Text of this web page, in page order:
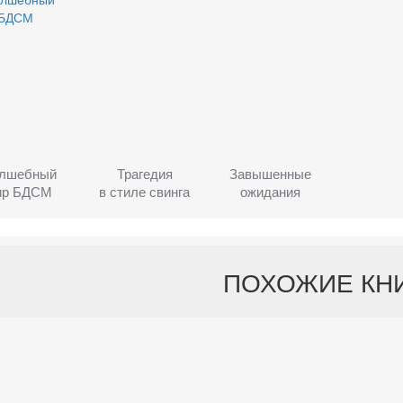
БДСМ
Трагедия
в стиле свинга
Завышенные
ожидания
ПОХОЖИЕ